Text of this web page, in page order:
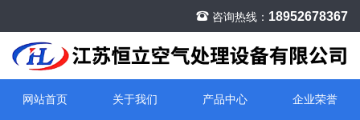
咨询热线： 18952678367
网站首页 关于我们 产品中心 企业荣誉